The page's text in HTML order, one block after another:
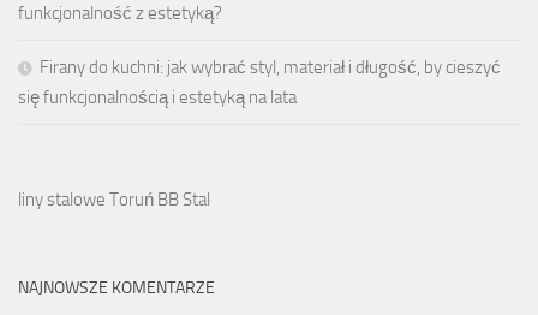
funkcjonalność z estetyką?
Firany do kuchni: jak wybrać styl, materiał i długość, by cieszyć
się funkcjonalnością i estetyką na lata
liny stalowe Toruń BB Stal
NAJNOWSZE KOMENTARZE